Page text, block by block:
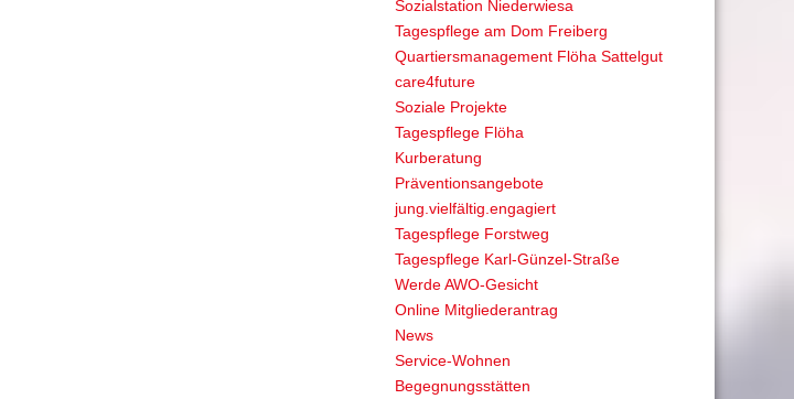
Sozialstation Niederwiesa
Tagespflege am Dom Freiberg
Quartiersmanagement Flöha Sattelgut
care4future
Soziale Projekte
Tagespflege Flöha
Kurberatung
Präventionsangebote
jung.vielfältig.engagiert
Tagespflege Forstweg
Tagespflege Karl-Günzel-Straße
Werde AWO-Gesicht
Online Mitgliederantrag
News
Service-Wohnen
Begegnungsstätten